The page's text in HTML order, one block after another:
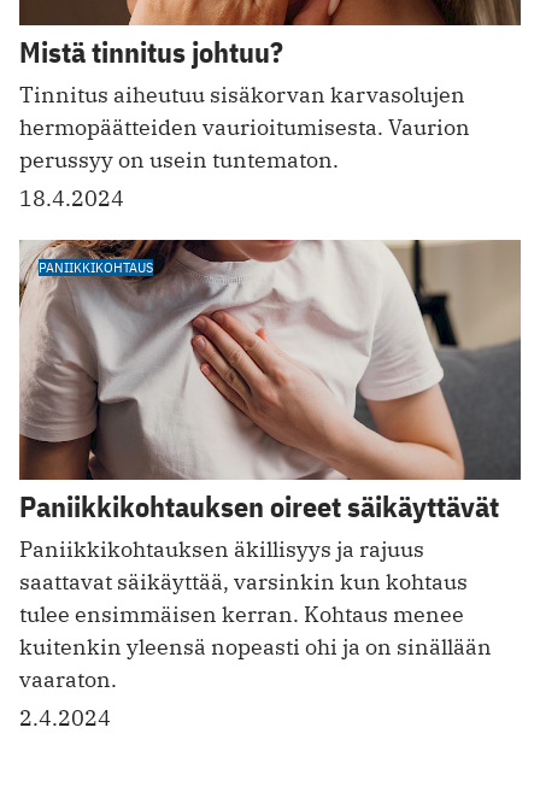
Mistä tinnitus johtuu?
Tinnitus aiheutuu sisäkorvan karvasolujen
hermopäätteiden vaurioitumisesta. Vaurion
perussyy on usein tuntematon.
18.4.2024
PANIIKKIKOHTAUS
Paniikkikohtauksen oireet säikäyttävät
Paniikkikohtauksen äkillisyys ja rajuus
saattavat säikäyttää, varsinkin kun kohtaus
tulee ensimmäisen kerran. Kohtaus menee
kuitenkin yleensä nopeasti ohi ja on sinällään
vaaraton.
2.4.2024